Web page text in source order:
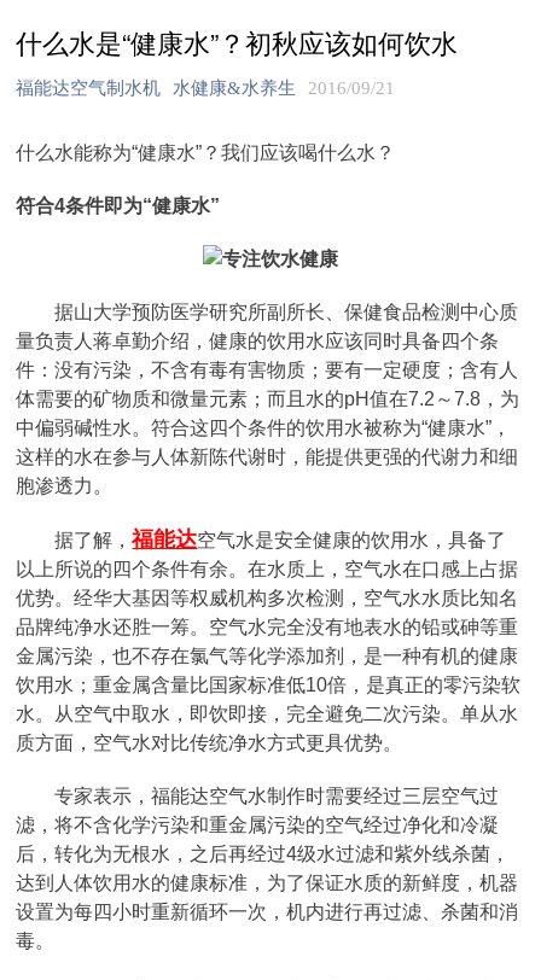
什么水是“健康水”？初秋应该如何饮水
福能达空气制水机 水健康&水养生 2016/09/21
什么水能称为“健康水”？我们应该喝什么水？
符合4条件即为“健康水”
据山大学预防医学研究所副所长、保健食品检测中心质
量负责人蒋卓勤介绍，健康的饮用水应该同时具备四个条
件：没有污染，不含有毒有害物质；要有一定硬度；含有人
体需要的矿物质和微量元素；而且水的pH值在7.2～7.8，为
中偏弱碱性水。符合这四个条件的饮用水被称为“健康水”，
这样的水在参与人体新陈代谢时，能提供更强的代谢力和细
胞渗透力。
据了解，福能达空气水是安全健康的饮用水，具备了
以上所说的四个条件有余。在水质上，空气水在口感上占据
优势。经华大基因等权威机构多次检测，空气水水质比知名
品牌纯净水还胜一筹。空气水完全没有地表水的铅或砷等重
金属污染，也不存在氯气等化学添加剂，是一种有机的健康
饮用水；重金属含量比国家标准低10倍，是真正的零污染软
水。从空气中取水，即饮即接，完全避免二次污染。单从水
质方面，空气水对比传统净水方式更具优势。
专家表示，福能达空气水制作时需要经过三层空气过
滤，将不含化学污染和重金属污染的空气经过净化和冷凝
后，转化为无根水，之后再经过4级水过滤和紫外线杀菌，
达到人体饮用水的健康标准，为了保证水质的新鲜度，机器
设置为每四小时重新循环一次，机内进行再过滤、杀菌和消
毒。